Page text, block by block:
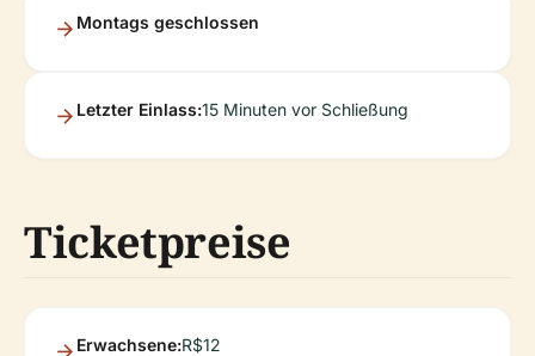
Montags geschlossen
Letzter Einlass:15 Minuten vor Schließung
Ticketpreise
Erwachsene:R$12